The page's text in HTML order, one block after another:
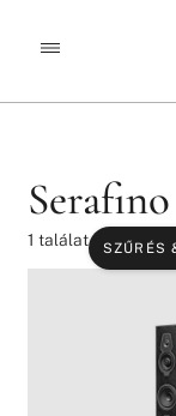
KEZDŐLAP
1 találat SZŰRÉS